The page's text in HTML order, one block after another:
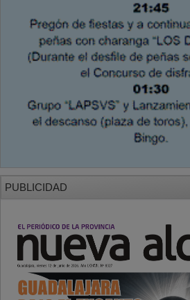
PUBLICIDAD